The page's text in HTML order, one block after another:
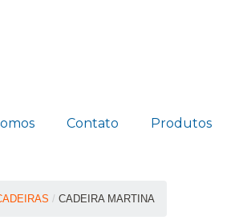
Contato Produtos
/ CADEIRA MARTINA